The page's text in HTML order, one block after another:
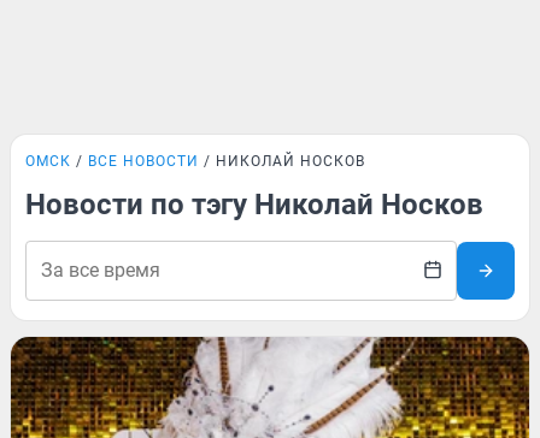
ОМСК ВСЕ НОВОСТИ НИКОЛАЙ НОСКОВ
Новости по тэгу Николай Носков